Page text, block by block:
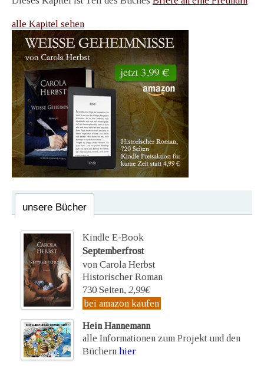
alle Kapitel sehen
unsere Bücher
Kindle E-Book
Septemberfrost
von Carola Herbst
Historischer Roman
730 Seiten, 2,99€
bei amazon kaufen
Hein Hannemann
alle Informationen zum Projekt und den
Büchern hier